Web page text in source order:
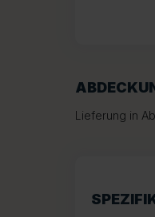
Lieferung in